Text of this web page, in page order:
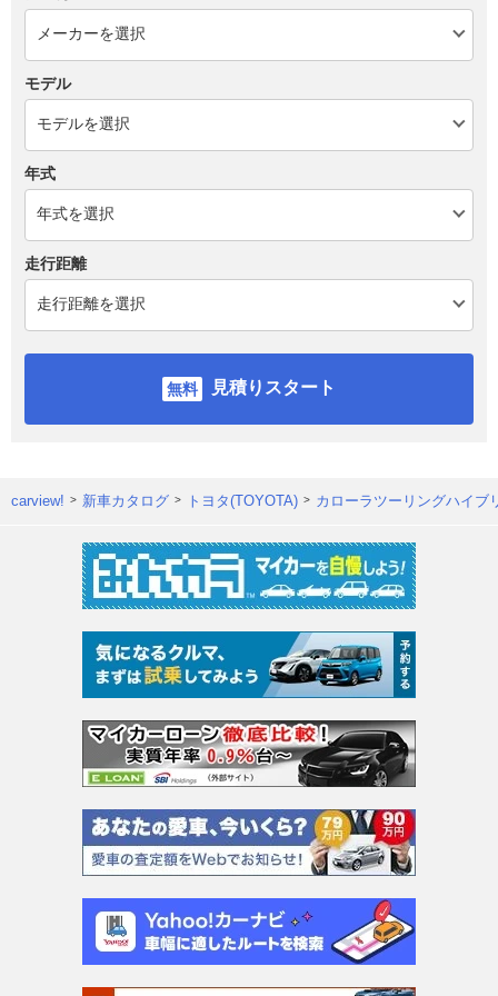
モデル
年式
走行距離
見積りスタート
carview! 新車カタログ トヨタ(TOYOTA) カローラツーリングハイブ